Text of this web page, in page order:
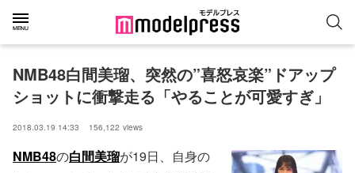
NMB48白間美瑠、突然の”喜怒哀楽”ドアップ
ショットに衝撃走る「やることが可愛すぎ」
2018.03.19 14:33 156,122 views
NMB48の白間美瑠が19日、自身の